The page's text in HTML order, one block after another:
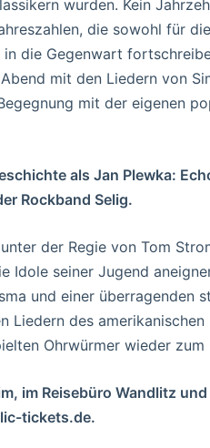
wurden. Kein
die sowohl für
die Gegenwart
mit den Liedern von
mit der eigenen
als Jan Plewka:
Rockband Selig.
der Regie von Tom
Idole seiner Jugend
und einer überragenden
Liedern des amerikanischen
Ohrwürmer wieder zum
im Reisebüro Wandlitz
tickets.de.